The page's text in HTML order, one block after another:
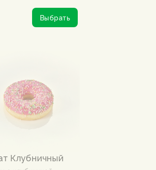
Клубничный
Выбрать